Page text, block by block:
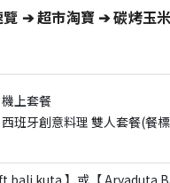
➔ 超市淘寶 ➔ 碳烤玉
機上套餐
西班牙創意料理 雙人套餐(餐
bali kuta 】或【 Aryaduta